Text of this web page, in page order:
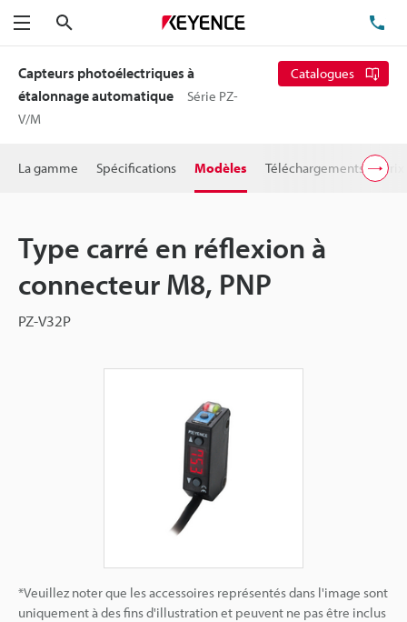
Menu
Capteurs photoélectriques à
étalonnage automatique
Série PZ-
V/M
Catalogues
La gamme Spécifications Modèles Téléchargements Prix
Type carré en réflexion à
connecteur M8, PNP
PZ-V32P
*Veuillez noter que les accessoires représentés dans l'image sont
uniquement à des fins d'illustration et peuvent ne pas être inclus